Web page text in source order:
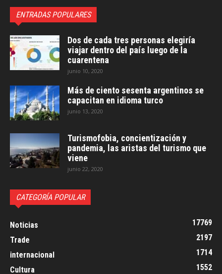
ENTRADAS POPULARES
Dos de cada tres personas elegiría
viajar dentro del país luego de la
cuarentena
junio 10, 2020
Más de ciento sesenta argentinos se
capacitan en idioma turco
junio 13, 2020
Turismofobia, concientización y
pandemia, las aristas del turismo que
viene
junio 22, 2020
CATEGORÍA POPULAR
Noticias
17769
Trade
2197
internacional
1714
Cultura
1552